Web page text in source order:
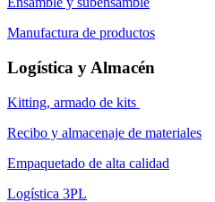
Manufactura de productos
Logística y Almacén
Kitting, armado de kits
Recibo y almacenaje de materiales
Empaquetado de alta calidad
Logística 3PL